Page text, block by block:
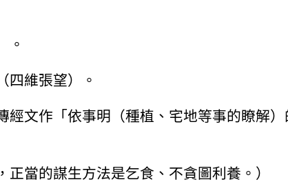
。
四維張望）。
文作「依事明（種植、宅地等事的瞭解）
當的謀生方法是乞食、不貪圖利養。）